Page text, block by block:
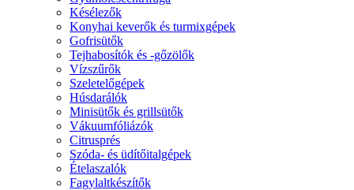
Késélezők
Konyhai keverők és turmixgépek
Gofrisütők
Tejhabosítók és -gőzölők
Vízszűrők
Szeletelőgépek
Húsdarálók
Minisütők és grillsütők
Vákuumfóliázók
Citrusprés
Szóda- és üdítőitalgépek
Ételaszalók
Fagylaltkészítők